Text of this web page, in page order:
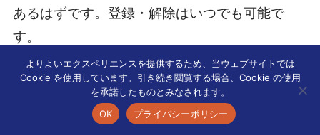
あるはずです。登録・解除はいつでも可能で
す。
よりよいエクスペリエンスを提供するため、当ウェブサイトでは
Cookie を使用しています。引き続き閲覧する場合、Cookie の使用
を承諾したものとみなされます。
OK
プライバシーポリシー